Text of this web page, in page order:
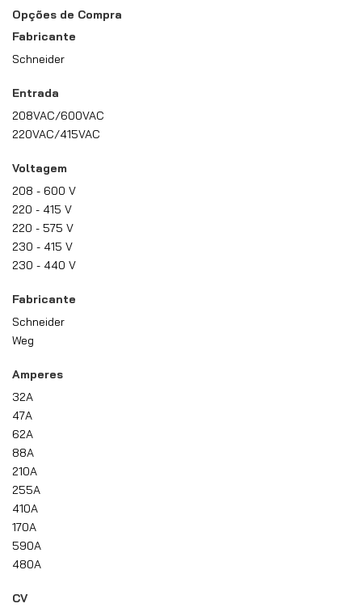
Opções de Compra
Fabricante
Schneider
Entrada
208VAC/600VAC
220VAC/415VAC
Voltagem
208 - 600 V
220 - 415 V
220 - 575 V
230 - 415 V
230 - 440 V
Fabricante
Schneider
Weg
Amperes
32A
47A
62A
88A
210A
255A
410A
170A
590A
480A
CV